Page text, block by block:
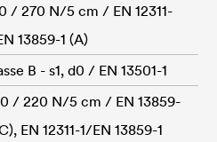
/ 270 N/5 cm / EN 12311-
13859-1 (A)
B - s1, d0 / EN 13501-1
/ 220 N/5 cm / EN 13859-
EN 12311-1/EN 13859-1